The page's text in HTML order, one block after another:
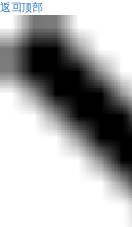
返回顶部